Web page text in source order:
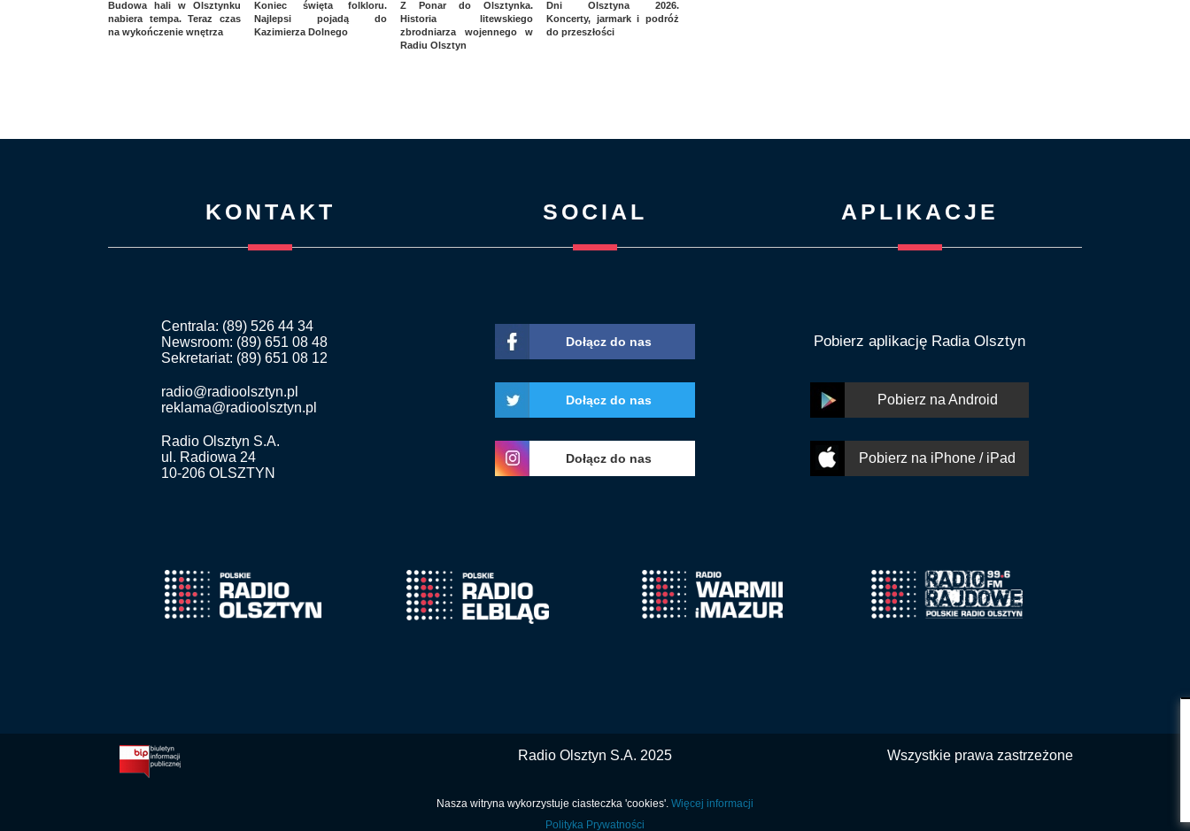
Budowa hali w Olsztynku
nabiera tempa. Teraz czas
na wykończenie wnętrza
Koniec święta folkloru.
Najlepsi pojadą do
Kazimierza Dolnego
Z Ponar do Olsztynka.
Historia litewskiego
zbrodniarza wojennego w
Radiu Olsztyn
Dni Olsztyna 2026.
Koncerty, jarmark i podróż
do przeszłości
KONTAKT
Centrala: (89) 526 44 34
Newsroom: (89) 651 08 48
Sekretariat: (89) 651 08 12
radio@radioolsztyn.pl
reklama@radioolsztyn.pl
Radio Olsztyn S.A.
ul. Radiowa 24
10-206 OLSZTYN
SOCIAL
Dołącz do nas
Dołącz do nas
Dołącz do nas
APLIKACJE
Pobierz aplikację Radia Olsztyn
Pobierz na Android
Pobierz na iPhone / iPad
Radio Olsztyn S.A. 2025 Wszystkie prawa zastrzeżone
Nasza witryna wykorzystuje ciasteczka 'cookies'. Więcej informacji
Polityka Prywatności